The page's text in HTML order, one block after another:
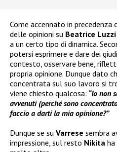
Come accennato in precedenza
delle opinioni su Beatrice Luzzi
a un certo tipo di dinamica.
potersi esprimere e dare dei
contesto, osservare bene,
propria opinione. Dunque dato
concentrata sul suo lavoro si
viene chiesto qualcosa: “Io non
avvenuti (perché sono
faccio a darti la mia opinione?”
Dunque se su Varrese sembra
impressione, sul resto Nikita